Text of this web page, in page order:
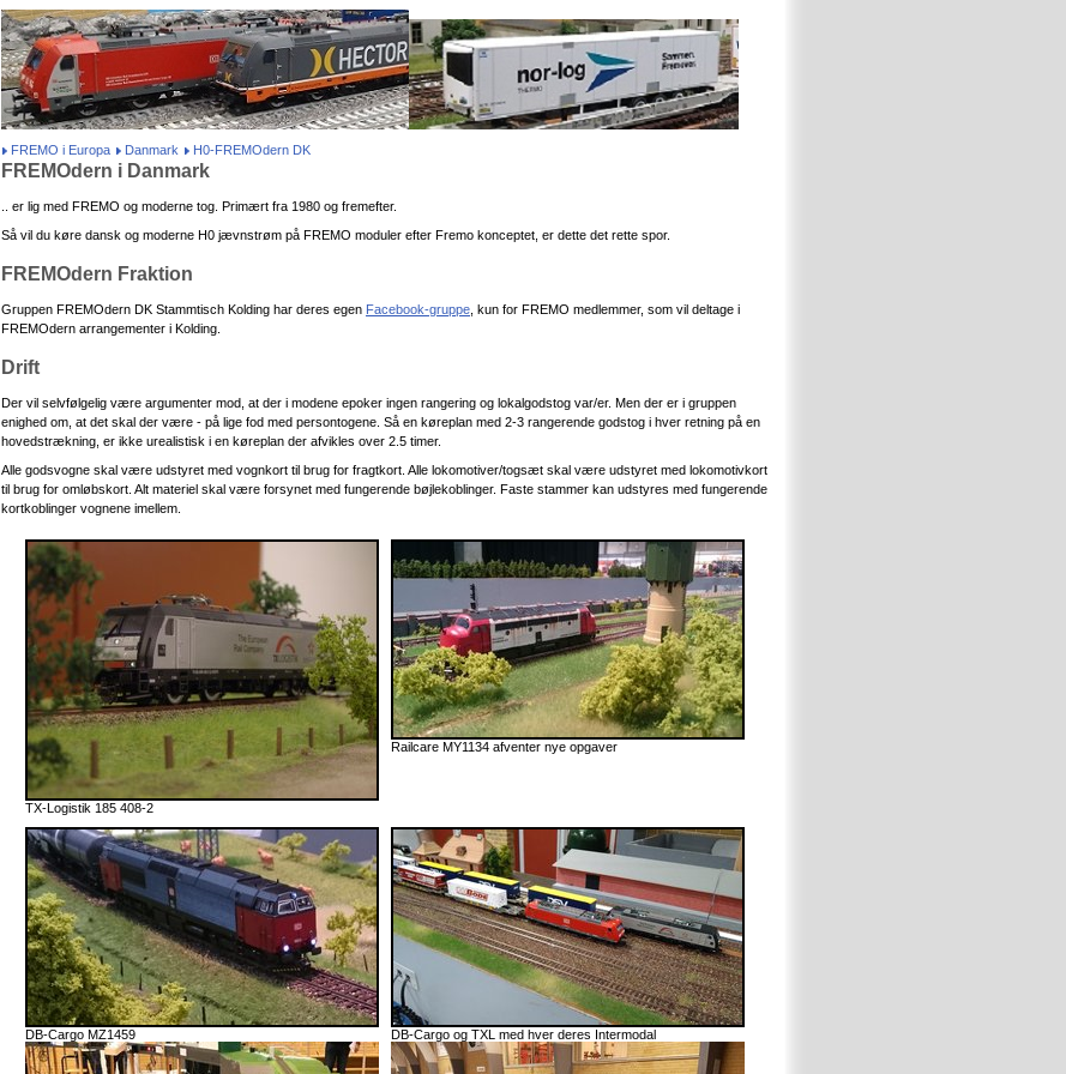
FREMO i Europa Danmark H0-FREMOdern DK
FREMOdern i Danmark
.. er lig med FREMO og moderne tog. Primært fra 1980 og fremefter.
Så vil du køre dansk og moderne H0 jævnstrøm på FREMO moduler efter Fremo konceptet, er dette det rette spor.
FREMOdern Fraktion
Gruppen FREMOdern DK Stammtisch Kolding har deres egen Facebook-gruppe , kun for FREMO medlemmer, som vil deltage i
FREMOdern arrangementer i Kolding.
Drift
Der vil selvfølgelig være argumenter mod, at der i modene epoker ingen rangering og lokalgodstog var/er. Men der er i gruppen
enighed om, at det skal der være - på lige fod med persontogene. Så en køreplan med 2-3 rangerende godstog i hver retning på en
hovedstrækning, er ikke urealistisk i en køreplan der afvikles over 2.5 timer.
Alle godsvogne skal være udstyret med vognkort til brug for fragtkort. Alle lokomotiver/togsæt skal være udstyret med lokomotivkort
til brug for omløbskort. Alt materiel skal være forsynet med fungerende bøjlekoblinger. Faste stammer kan udstyres med fungerende
kortkoblinger vognene imellem.
TX-Logistik 185 408-2
Railcare MY1134 afventer nye opgaver
DB-Cargo MZ1459 DB-Cargo og TXL med hver deres Intermodal